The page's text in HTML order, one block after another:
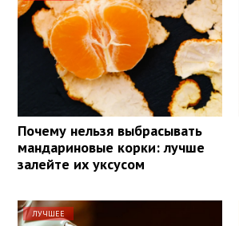
Почему нельзя выбрасывать
мандариновые корки: лучше
залейте их уксусом
ЛУЧШЕЕ